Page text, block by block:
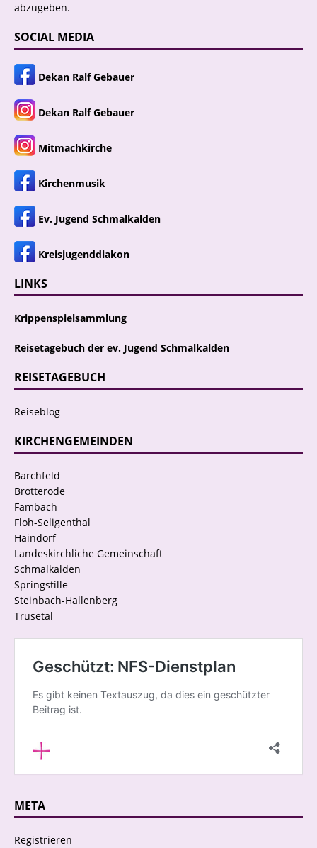
abzugeben.
SOCIAL MEDIA
Dekan Ralf Gebauer
Dekan Ralf Gebauer
Mitmachkirche
Kirchenmusik
Ev. Jugend Schmalkalden
Kreisjugenddiakon
LINKS
Krippenspielsammlung
Reisetagebuch der ev. Jugend Schmalkalden
REISETAGEBUCH
Reiseblog
KIRCHENGEMEINDEN
Barchfeld
Brotterode
Fambach
Floh-Seligenthal
Haindorf
Landeskirchliche Gemeinschaft
Schmalkalden
Springstille
Steinbach-Hallenberg
Trusetal
META
Registrieren